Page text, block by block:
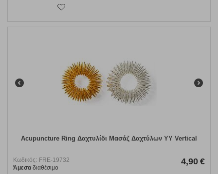
Acupuncture Ring Δαχτυλίδι Μασάζ Δαχτύλων YY Vertical
Κωδικός: FRE-19732
Άμεσα διαθέσιμο
4,90 €